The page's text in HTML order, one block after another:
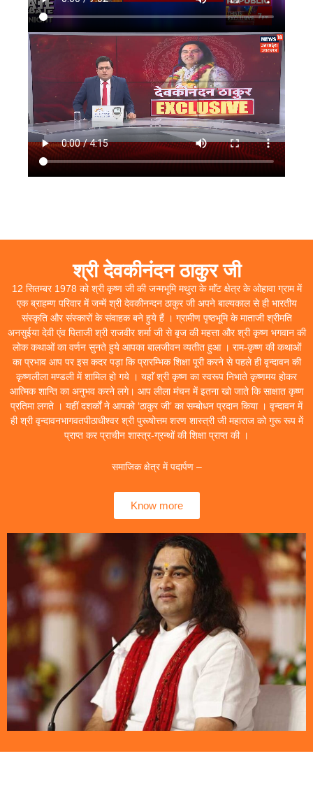
श्री देवकीनंदन ठाकुर जी
12 सितम्बर 1978 को श्री कृष्ण जी की जन्मभूमि मथुरा के माॅंट क्षेत्र के ओहावा ग्राम में
एक ब्राहम्ण परिवार में जन्में श्री देवकीनन्दन ठाकुर जी अपने बाल्यकाल से ही भारतीय
संस्कृति और संस्कारों के संवाहक बने हुये हैं । ग्रामीण पृष्ठभूमि के माताजी श्रीमति
अनसुईया देवी एंव पिताजी श्री राजवीर शर्मा जी से बृज की महत्ता और श्री कृष्ण भगवान की
लोक कथाओं का वर्णन सुनते हुये आपका बालजीवन व्यतीत हुआ । राम-कृष्ण की कथाओं
का प्रभाव आप पर इस कदर पड़ा कि प्रारम्भिक शिक्षा पूरी करने से पहले ही वृन्दावन की
कृष्णलीला मण्डली में शामिल हो गये । यहाॅं श्री कृष्ण का स्वरूप निभाते कृष्णमय होकर
आत्मिक शान्ति का अनुभव करने लगे। आप लीला मंचन में इतना खो जाते कि साक्षात कृष्ण
प्रतिमा लगते । यहीं दशर्कों ने आपको ‘ठाकुर जी’ का सम्बोधन प्रदान किया । वृन्दावन में
ही श्री वृन्दावनभागवतपीठाधीश्वर श्री पुरूषोत्तम शरण शास्त्री जी महाराज को गुरू रूप में
प्राप्त कर प्राचीन शास्त्र-ग्रन्थों की शिक्षा प्राप्त की ।
समाजिक क्षेत्र में पदार्पण –
Know more